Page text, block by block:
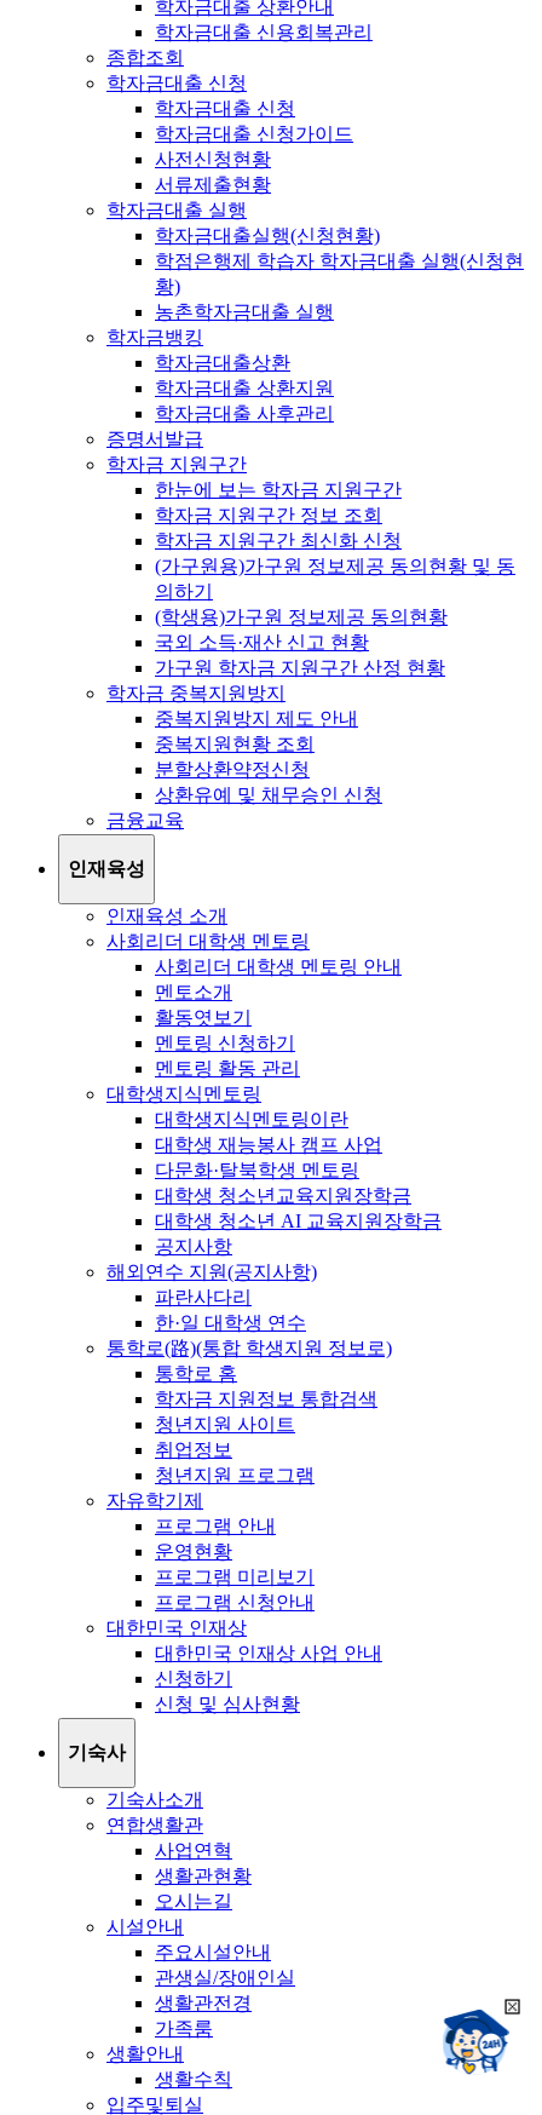
학자금대출 상환안내
학자금대출 신용회복관리
종합조회
학자금대출 신청
학자금대출 신청
학자금대출 신청가이드
사전신청현황
서류제출현황
학자금대출 실행
학자금대출실행(신청현황)
학점은행제 학습자 학자금대출 실행(신청현
황)
농촌학자금대출 실행
학자금뱅킹
학자금대출상환
학자금대출 상환지원
학자금대출 사후관리
증명서발급
학자금 지원구간
한눈에 보는 학자금 지원구간
학자금 지원구간 정보 조회
학자금 지원구간 최신화 신청
(가구원용)가구원 정보제공 동의현황 및 동
의하기
(학생용)가구원 정보제공 동의현황
국외 소득·재산 신고 현황
가구원 학자금 지원구간 산정 현황
학자금 중복지원방지
중복지원방지 제도 안내
중복지원현황 조회
분할상환약정신청
상환유예 및 채무승인 신청
금융교육
인재육성
인재육성 소개
사회리더 대학생 멘토링
사회리더 대학생 멘토링 안내
멘토소개
활동엿보기
멘토링 신청하기
멘토링 활동 관리
대학생지식멘토링
대학생지식멘토링이란
대학생 재능봉사 캠프 사업
다문화·탈북학생 멘토링
대학생 청소년교육지원장학금
대학생 청소년 AI 교육지원장학금
공지사항
해외연수 지원(공지사항)
파란사다리
한·일 대학생 연수
통학로(路)(통합 학생지원 정보로)
통학로 홈
학자금 지원정보 통합검색
청년지원 사이트
취업정보
청년지원 프로그램
자유학기제
프로그램 안내
운영현황
프로그램 미리보기
프로그램 신청안내
대한민국 인재상
대한민국 인재상 사업 안내
신청하기
신청 및 심사현황
기숙사
기숙사소개
연합생활관
사업연혁
생활관현황
오시는길
시설안내
주요시설안내
관생실/장애인실
생활관전경
가족룸
생활안내
생활수칙
입주및퇴실
챗봇상담:
24시
채팅상담:
9시~18시
희